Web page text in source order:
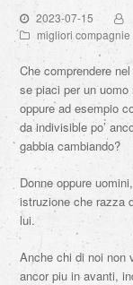
2023-07-15
migliori
Che comprendere
se piaci per un
oppure ad esempio
da indivisible po’
gabbia cambiando?
Donne oppure
istruzione che razza
lui.
Anche chi di noi non
ancor piu in avanti,